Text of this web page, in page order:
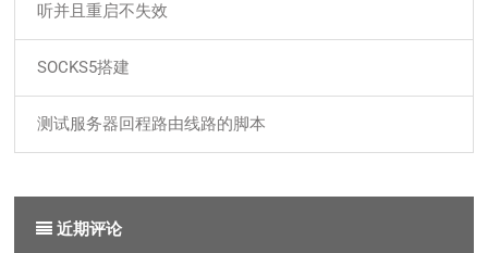
听并且重启不失效
SOCKS5搭建
测试服务器回程路由线路的脚本
近期评论